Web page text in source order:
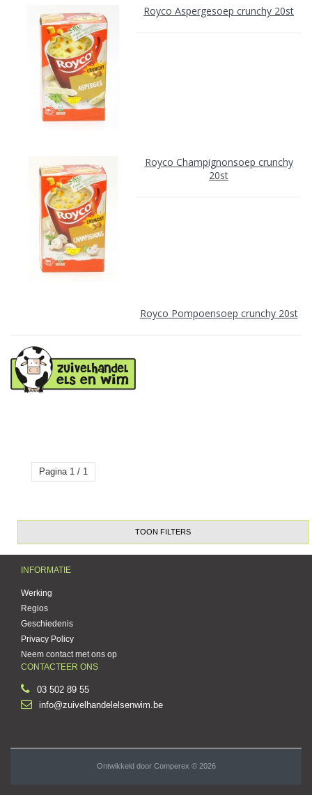
Royco Aspergesoep crunchy 20st
Royco Champignonsoep crunchy
20st
Royco Pompoensoep crunchy 20st
Pagina 1 / 1
TOON FILTERS
INFORMATIE
Werking
Regios
Geschiedenis
Privacy Policy
Neem contact met ons op
CONTACTEER ONS
03 502 89 55
info@zuivelhandelelsenwim.be
Ontwikkeld door Comperex © 2026